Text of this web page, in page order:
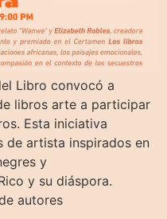
Libro convocó a
libros arte a participar
Esta iniciativa
de artista inspirados en
y
y su diáspora.
autores